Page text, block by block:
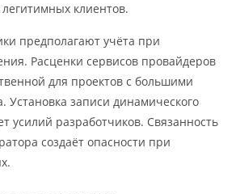
клиентов.
предполагают учёта при
Расценки сервисов провайдеров
для проектов с большими
Установка записи динамического
усилий разработчиков. Связанность
создаёт опасности при